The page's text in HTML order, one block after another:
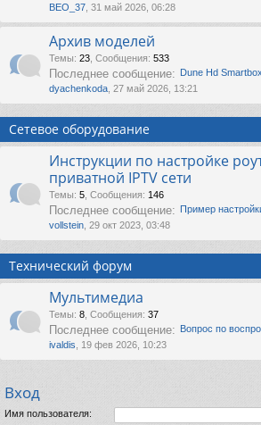
ВЕО_37 , 31 май 2026, 06:28
Архив моделей
Темы: 23 Сообщения: 533
Последнее сообщение: Dune Hd
dyachenkoda , 27 май 2026, 13:21
Сетевое оборудование
Инструкции по настройке
приватной IPTV сети
Темы: 5 Сообщения: 146
Последнее сообщение: Пример
vollstein , 29 окт 2023, 03:48
Технический форум
Мультимедиа
Темы: 8 Сообщения: 37
Последнее сообщение: Вопрос по
ivaldis , 19 фев 2026, 10:23
Вход
Имя пользователя: